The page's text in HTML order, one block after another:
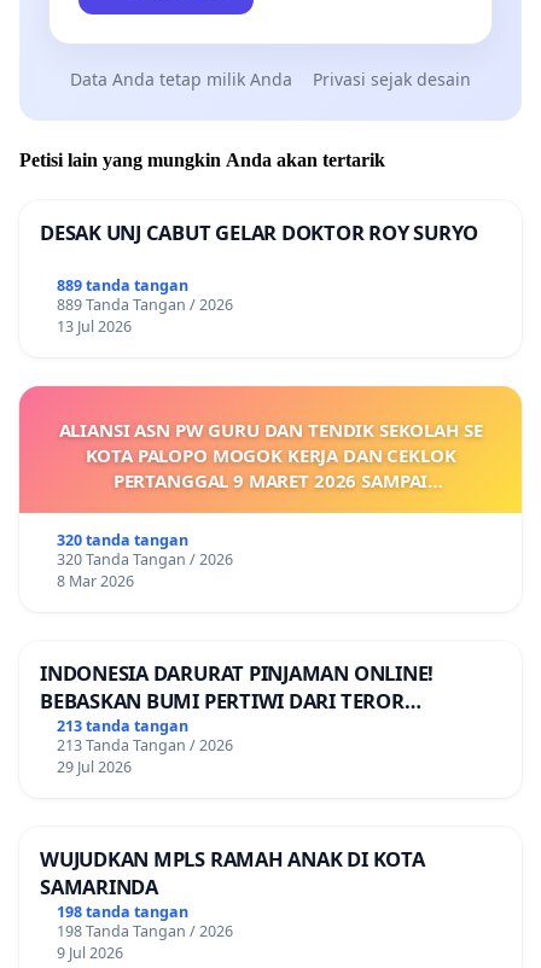
Data Anda tetap milik Anda Privasi sejak desain
Petisi lain yang mungkin Anda akan tertarik
DESAK UNJ CABUT GELAR DOKTOR ROY SURYO
889 tanda tangan
889 Tanda Tangan / 2026
13 Jul 2026
ALIANSI ASN PW GURU DAN TENDIK SEKOLAH SE
KOTA PALOPO MOGOK KERJA DAN CEKLOK
PERTANGGAL 9 MARET 2026 SAMPAI
KEJELASAN SUMBER GAJI POKOK
320 tanda tangan
320 Tanda Tangan / 2026
8 Mar 2026
INDONESIA DARURAT PINJAMAN ONLINE!
BEBASKAN BUMI PERTIWI DARI TEROR
PINJAMAN ONLINE! TUTUP PINJOL!
213 tanda tangan
213 Tanda Tangan / 2026
29 Jul 2026
WUJUDKAN MPLS RAMAH ANAK DI KOTA
SAMARINDA
198 tanda tangan
198 Tanda Tangan / 2026
9 Jul 2026